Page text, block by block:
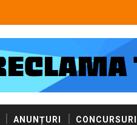
ANUNȚURI CONCURSURI